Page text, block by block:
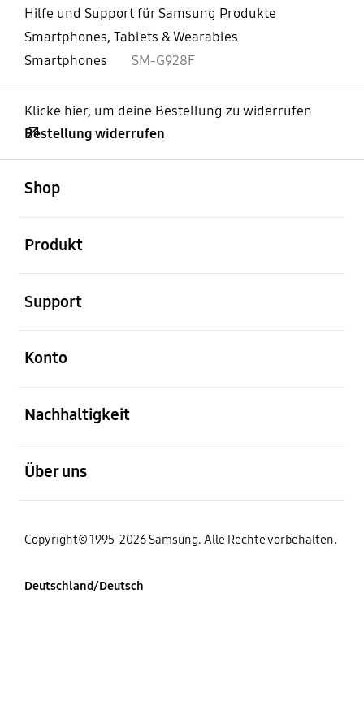
Hilfe und Support für Samsung Produkte
Smartphones, Tablets & Wearables
Smartphones
SM-G928F
Klicke hier, um deine Bestellung zu widerrufen
Bestellung widerrufen
Shop
Produkt
Support
Konto
Nachhaltigkeit
Über uns
Copyright© 1995-2026 Samsung. Alle Rechte vorbehalten.
Deutschland/Deutsch